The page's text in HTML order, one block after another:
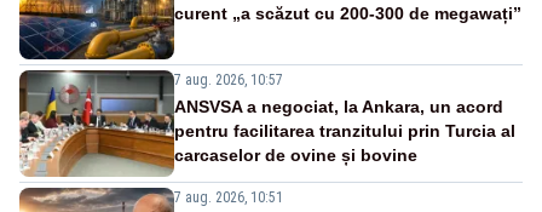
curent „a scăzut cu 200-300 de megawați”
7 aug. 2026, 10:57
ANSVSA a negociat, la Ankara, un acord
pentru facilitarea tranzitului prin Turcia al
carcaselor de ovine și bovine
7 aug. 2026, 10:51